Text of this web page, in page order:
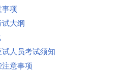
事项
大纲
人员考试须知
意事项